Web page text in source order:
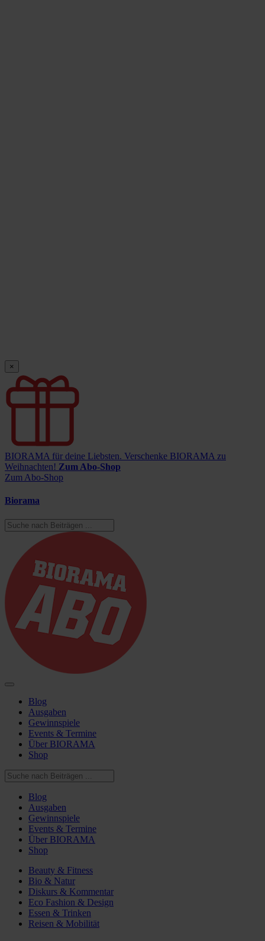
×
BIORAMA für deine Liebsten. Verschenke BIORAMA zu
Weihnachten! Zum Abo-Shop
Zum Abo-Shop
Biorama
Blog
Ausgaben
Gewinnspiele
Events & Termine
Über BIORAMA
Shop
Blog
Ausgaben
Gewinnspiele
Events & Termine
Über BIORAMA
Shop
Beauty & Fitness
Bio & Natur
Diskurs & Kommentar
Eco Fashion & Design
Essen & Trinken
Reisen & Mobilität